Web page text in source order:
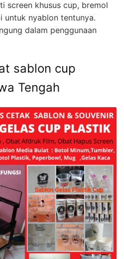
screen khusus cup, bremol
untuk nyablon tentunya.
dalam penggunaan
sablon cup
Tengah